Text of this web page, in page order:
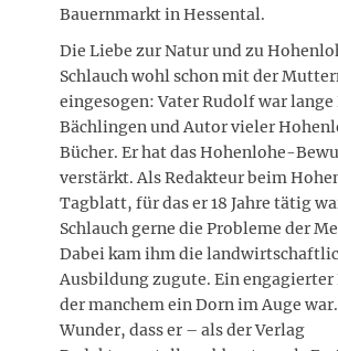
Bauernmarkt in Hessental.
Die Liebe zur Natur und zu
Schlauch wohl schon mit der
eingesogen: Vater Rudolf war
Bächlingen und Autor vieler
Bücher. Er hat das Hohenlohe-
verstärkt. Als Redakteur beim
Tagblatt, für das er 18 Jahre tätig
Schlauch gerne die Probleme der
Dabei kam ihm die
Ausbildung zugute. Ein engagierter
der manchem ein Dorn im Auge
Wunder, dass er – als der Verlag